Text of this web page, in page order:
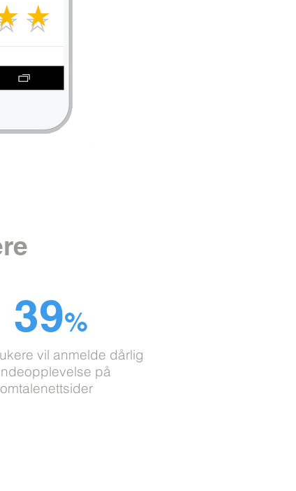
39%
vil anmelde dårlig
på
omtalenettsider